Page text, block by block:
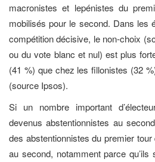
macronistes et lepénistes du
mobilisés pour le second. Dans les
compétition décisive, le non-choix
ou du vote blanc et nul) est plus
(41 %) que chez les fillonistes (32
(source Ipsos).
Si un nombre important
devenus abstentionnistes au
des abstentionnistes du premier
au second, notamment parce